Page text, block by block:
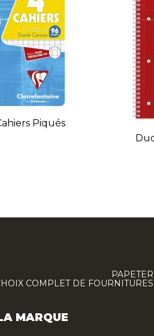
Piqués
COMPLET DE
MARQUE